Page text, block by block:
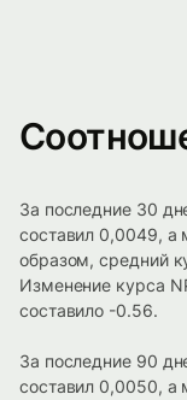
За последние 30
составил 0,0049,
образом, средний
Изменение курса
составило -0.56.
За последние 90
составил 0,0050,